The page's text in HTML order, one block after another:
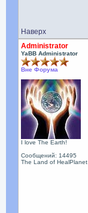
Наверх
Administrator
YaBB Administrator
Вне Форума
I love The Earth!
Сообщений: 14495
The Land of HealPlanet